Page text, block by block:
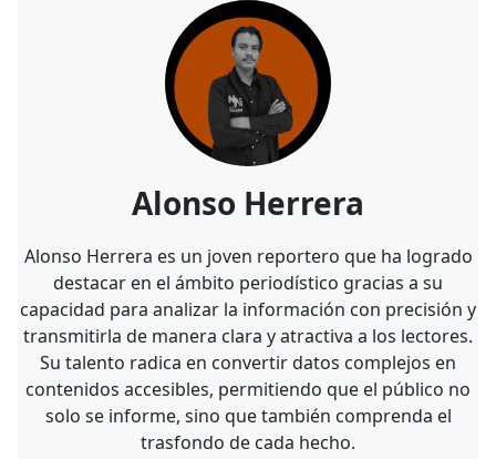
Alonso Herrera
Alonso Herrera es un joven reportero que ha logrado
destacar en el ámbito periodístico gracias a su
capacidad para analizar la información con precisión y
transmitirla de manera clara y atractiva a los lectores.
Su talento radica en convertir datos complejos en
contenidos accesibles, permitiendo que el público no
solo se informe, sino que también comprenda el
trasfondo de cada hecho.